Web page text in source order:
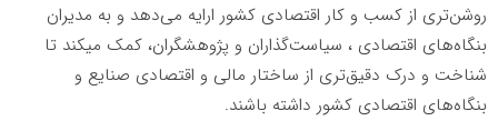
روشن‌تری از کسب و کار اقتصادی کشور ارایه می‌دهد و به مدیران
بنگاه‌های اقتصادی ، سیاست‌گذاران و پژوهشگران، کمک می­کند تا
شناخت و درک دقیق‌تری از ساختار مالی و اقتصادی صنایع و
بنگاه‌های اقتصادی کشور داشته باشند.